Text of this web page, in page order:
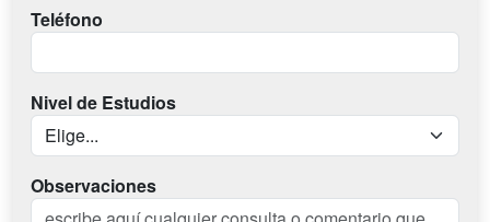
Teléfono
Nivel de Estudios
Observaciones